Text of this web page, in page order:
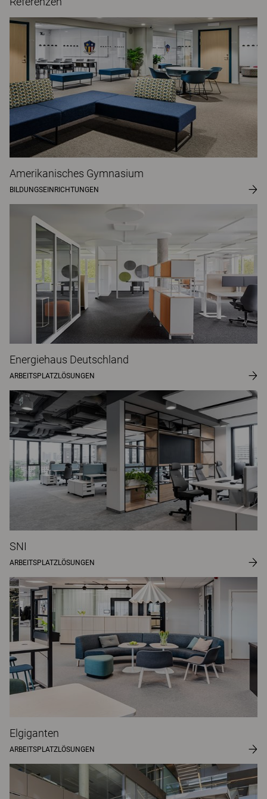
Amerikanisches Gymnasium
BILDUNGSEINRICHTUNGEN
Energiehaus Deutschland
ARBEITSPLATZLÖSUNGEN
SNI
ARBEITSPLATZLÖSUNGEN
Elgiganten
ARBEITSPLATZLÖSUNGEN